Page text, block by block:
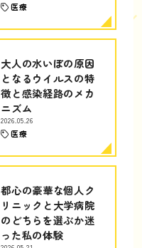
医療
大人の水いぼの原因
となるウイルスの特
徴と感染経路のメカ
ニズム
2026.05.26
医療
都心の豪華な個人ク
リニックと大学病院
のどちらを選ぶか迷
った私の体験